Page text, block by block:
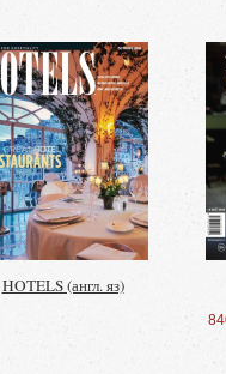
HOTELS (англ. яз)